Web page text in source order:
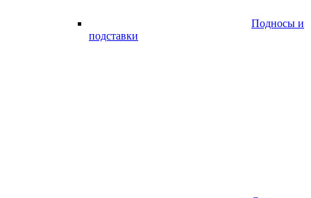
Подносы и
подставки